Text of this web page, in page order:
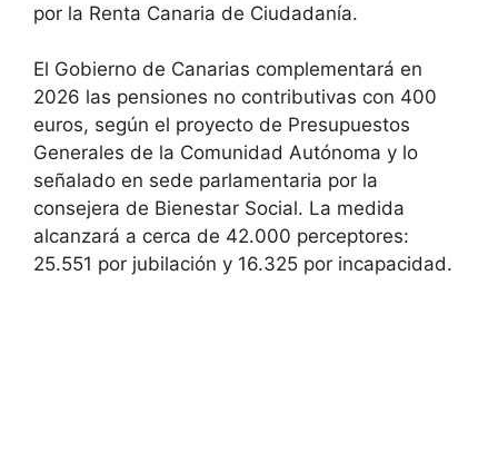
por la Renta Canaria de Ciudadanía.
El Gobierno de Canarias complementará en
2026 las pensiones no contributivas con 400
euros, según el proyecto de Presupuestos
Generales de la Comunidad Autónoma y lo
señalado en sede parlamentaria por la
consejera de Bienestar Social. La medida
alcanzará a cerca de 42.000 perceptores:
25.551 por jubilación y 16.325 por incapacidad.